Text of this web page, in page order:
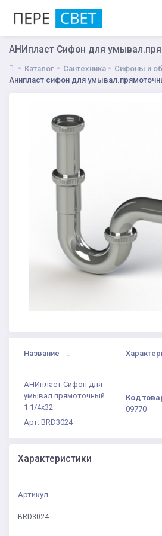
АНИпласт Сифон для
Каталог Сантехника Сифоны и
Анипласт сифон для
Название
АНИпласт Сифон для
умывал.прямоточный
1 1/4х32
Арт: BRD3024
Код
09770
Характеристики
Артикул
BRD3024